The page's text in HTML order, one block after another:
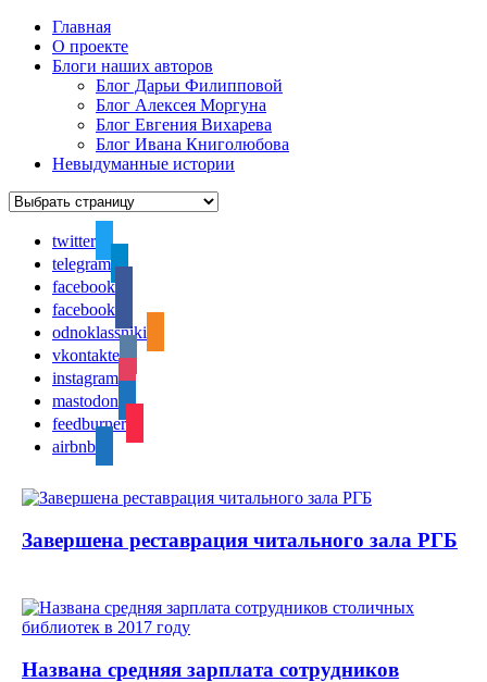
Главная
О проекте
Блоги наших авторов
Блог Дарьи Филипповой
Блог Алексея Моргуна
Блог Евгения Вихарева
Блог Ивана Книголюбова
Невыдуманные истории
twitter
telegram
facebook
facebook
odnoklassniki
vkontakte
instagram
mastodon
feedburner
airbnb
Завершена реставрация читального зала РГБ
Названа средняя зарплата сотрудников